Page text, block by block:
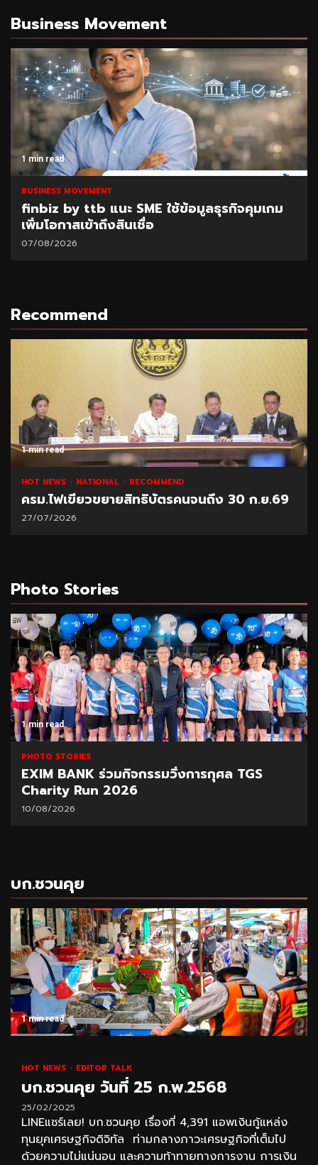
Business Movement
1 min read
BUSINESS MOVEMENT
finbiz by ttb แนะ SME ใช้ข้อมูลธุรกิจคุมเกม
เพิ่มโอกาสเข้าถึงสินเชื่อ
07/08/2026
Recommend
1 min read
HOT NEWS NATIONAL RECOMMEND
ครม.ไฟเขียวขยายสิทธิบัตรคนจนถึง 30 ก.ย.69
27/07/2026
Photo Stories
1 min read
PHOTO STORIES
EXIM BANK ร่วมกิจกรรมวิ่งการกุศล TGS
Charity Run 2026
10/08/2026
บก.ชวนคุย
1 min read
HOT NEWS EDITOR TALK
บก.ชวนคุย วันที่ 25 ก.พ.2568
25/02/2025
LINEแชร์เลย! บก.ชวนคุย เรื่องที่ 4,391 แอพเงินกู้แหล่ง
ทุนยุคเศรษฐกิจดิจิทัล ท่ามกลางภาวะเศรษฐกิจที่เต็มไป
ด้วยความไม่แน่นอน และความท้าทายทางการงาน การเงิน